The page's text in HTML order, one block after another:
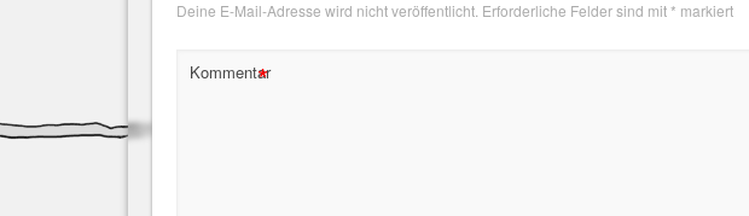
Deine E-Mail-Adresse wird nicht veröffentlicht. Erforderliche Felder sind mit* markiert
Kommentar
*